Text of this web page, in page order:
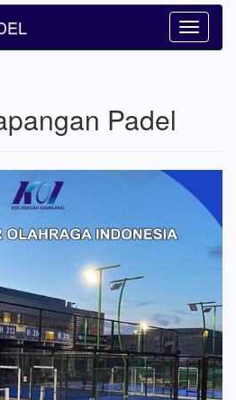
Toggle
Padel